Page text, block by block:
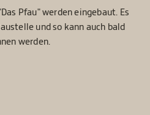
Pfau" werden eingebaut. Es
und so kann auch bald
werden.